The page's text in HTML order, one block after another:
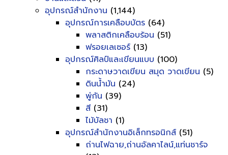
อุปกรณ์สำนักงาน (1,144)
อุปกรณ์การเคลือบบัตร (64)
พลาสติกเคลือบร้อน (51)
ฟรอยเลเซอร์ (13)
อุปกรณ์ศิลป์และเขียนแบบ (100)
กระดาษวาดเขียน สมุด วาดเขียน (5)
ดินน้ำมัน (24)
พู่กัน (39)
สี (31)
ไม้บัลชา (1)
อุปกรณ์สำนักงานอิเล็กทรอนิกส์ (51)
ถ่านไฟฉาย,ถ่านอัลคาไลน์,แท่นชาร์จ